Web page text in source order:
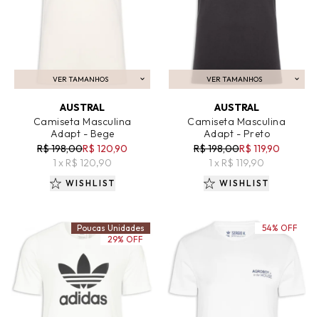
VER TAMANHOS
ADICIONAR AO CARRINHO
AUSTRAL
Camiseta Masculina
Adapt - Bege
R$ 198,00R$ 120,90
1 x R$ 120,90
WISHLIST
VER TAMANHOS
ADICIONAR AO CARRINHO
AUSTRAL
Camiseta Masculina
Adapt - Preto
R$ 198,00R$ 119,90
1 x R$ 119,90
WISHLIST
Poucas Unidades
29% OFF
54% OFF